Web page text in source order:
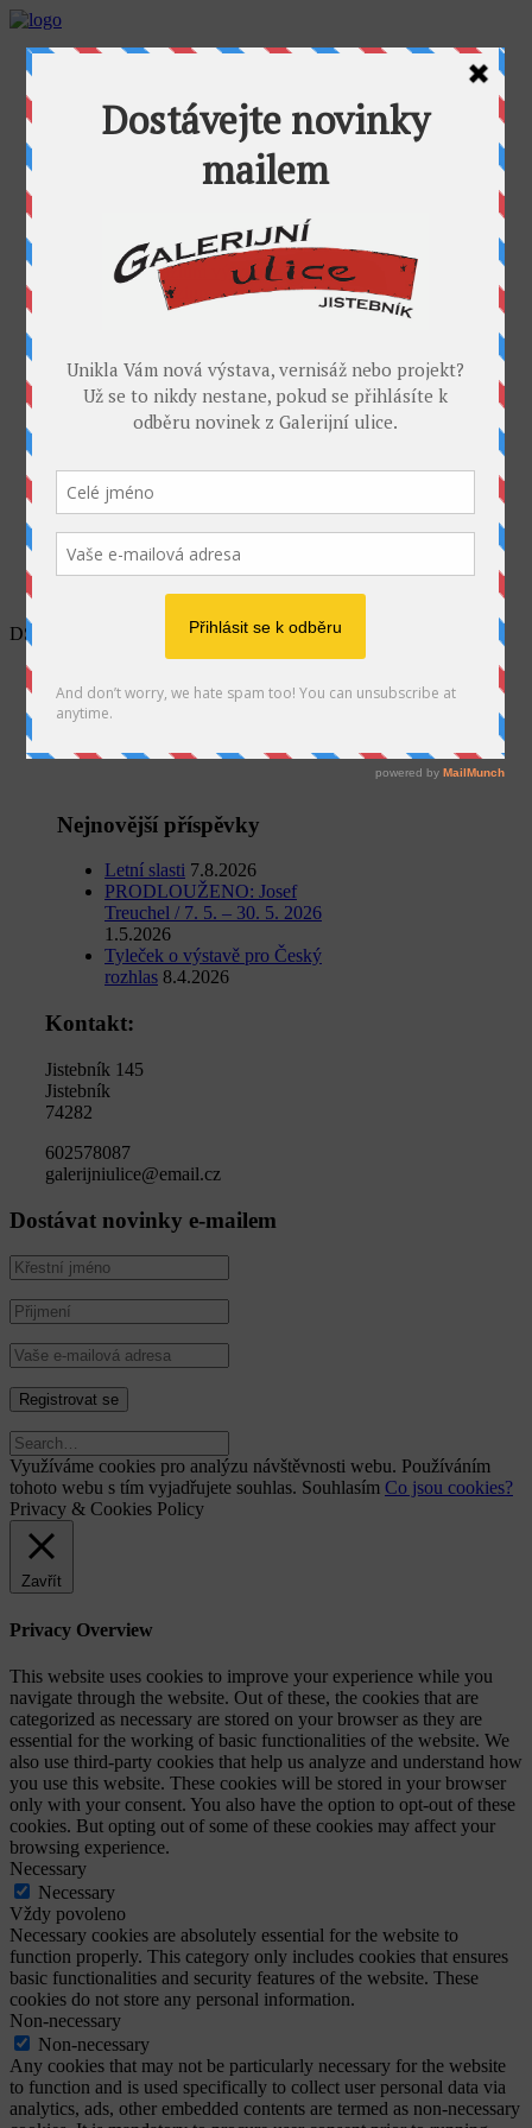
AKTUALITY
GALERIE U FOŤÁKA
Takoví jsme byli
I. sympozium výtvarníků v GU
II. sympozium výtvarníků
Galerijní rybník
V. sympozium výtvarníků v Jistebníku
DESET
KONTAKT
DSC_0007
Výstava
Pocta Bohumilu Hrabalovi - 16. června 2014
Nejnovější příspěvky
Letní slasti 7.8.2026
PRODLOUŽENO: Josef
Treuchel / 7. 5. – 30. 5. 2026
1.5.2026
Tyleček o výstavě pro Český
rozhlas 8.4.2026
Kontakt:
Jistebník 145
Jistebník
74282
602578087
galerijniulice@email.cz
Dostávat novinky e-mailem
Využíváme cookies pro analýzu návštěvnosti webu. Používáním
tohoto webu s tím vyjadřujete souhlas. Souhlasím Co jsou cookies?
Privacy & Cookies Policy
Zavřít
Privacy Overview
This website uses cookies to improve your experience while you
navigate through the website. Out of these, the cookies that are
categorized as necessary are stored on your browser as they are
essential for the working of basic functionalities of the website. We
also use third-party cookies that help us analyze and understand how
you use this website. These cookies will be stored in your browser
only with your consent. You also have the option to opt-out of these
cookies. But opting out of some of these cookies may affect your
browsing experience.
Necessary
Necessary
Vždy povoleno
Necessary cookies are absolutely essential for the website to
function properly. This category only includes cookies that ensures
basic functionalities and security features of the website. These
cookies do not store any personal information.
Non-necessary
Non-necessary
Any cookies that may not be particularly necessary for the website
to function and is used specifically to collect user personal data via
analytics, ads, other embedded contents are termed as non-necessary